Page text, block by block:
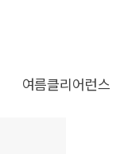
여름클리어런스